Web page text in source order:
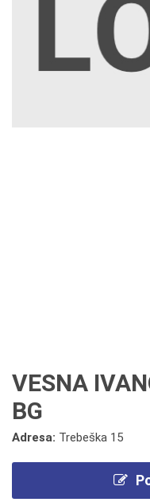
VESNA
BG
Adresa: Trebeška 15